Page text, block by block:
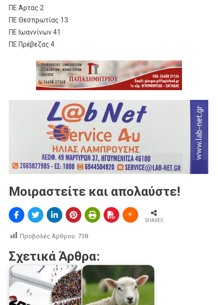
ΠΕ Άρτας 2
ΠΕ Θεσπρωτίας 13
ΠΕ Ιωαννίνων 41
ΠΕ Πρέβεζας 4
Μοιραστείτε και απολαύστε!
SHARES
Προβολές Άρθρου: 738
Σχετικά Άρθρα: